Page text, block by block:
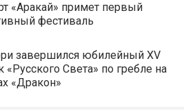
«Аракай» примет первый
фестиваль
завершился юбилейный XV
«Русского Света» по гребле на
«Дракон»